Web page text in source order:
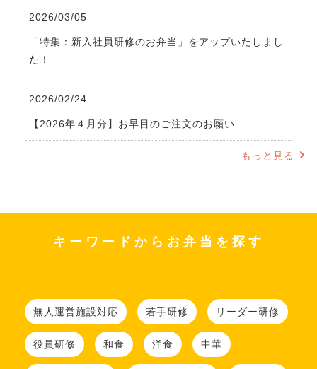
2026/03/05
「特集：新入社員研修のお弁当」をアップいたしまし
た！
2026/02/24
【2026年４月分】お早目のご注文のお願い
もっと見る
キーワードからお弁当を探す
無人運営施設対応 若手研修 リーダー研修
役員研修 和食 洋食 中華